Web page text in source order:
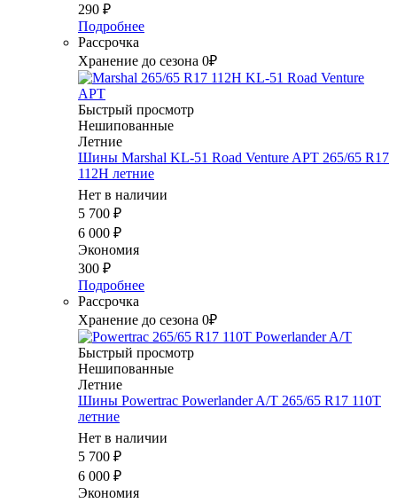
290 ₽
Подробнее
Рассрочка
Хранение до сезона 0₽
Быстрый просмотр
Нешипованные
Летние
Шины Marshal KL-51 Road Venture APT 265/65 R17
112H летние
Нет в наличии
5 700 ₽
6 000 ₽
Экономия
300 ₽
Подробнее
Рассрочка
Хранение до сезона 0₽
Быстрый просмотр
Нешипованные
Летние
Шины Powertrac Powerlander A/T 265/65 R17 110T
летние
Нет в наличии
5 700 ₽
6 000 ₽
Экономия